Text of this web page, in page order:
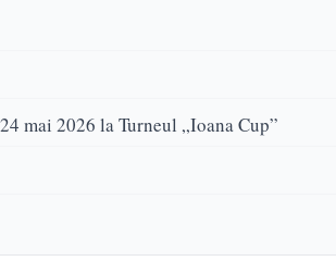
mai 2026 la Turneul „Ioana Cup”